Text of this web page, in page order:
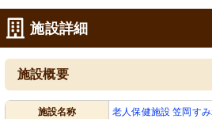
施設詳細
施設概要
施設名称 老人保健施設 笠岡す